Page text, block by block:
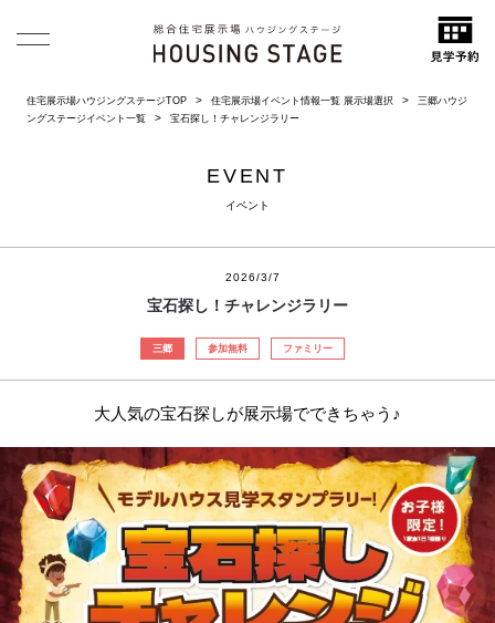
住宅展示場ハウジングステージTOP 住宅展示場イベント情報一覧 展示場選択
三郷ハウジ
ングステージイベント一覧
宝石探し！チャレンジラリー
EVENT
イベント
2026/3/7
宝石探し！チャレンジラリー
三郷 参加無料 ファミリー
大人気の宝石探しが展示場でできちゃう♪